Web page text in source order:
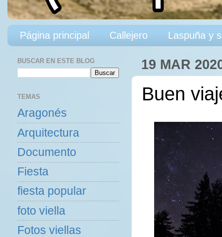
Página principal Callejero Laspuña y
19 MAR
Buen
BUSCAR EN ESTE BLOG
TEMAS
Aragonés
Arquitectura
Documento
Fiesta
fiesta popular
foto viella
Fotos viellas